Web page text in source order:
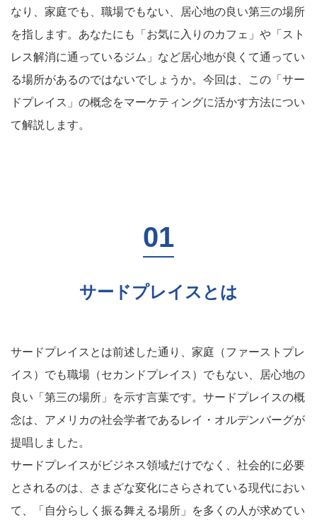
なり、家庭でも、職場でもない、居心地の良い第三の場所
を指します。あなたにも「お気に入りのカフェ」や「スト
レス解消に通っているジム」など居心地が良くて通ってい
る場所があるのではないでしょうか。今回は、この「サー
ドプレイス」の概念をマーケティングに活かす方法につい
て解説します。
サードプレイスとは
サードプレイスとは前述した通り、家庭（ファーストプレ
イス）でも職場（セカンドプレイス）でもない、居心地の
良い「第三の場所」を示す言葉です。サードプレイスの概
念は、アメリカの社会学者であるレイ・オルデンバーグが
提唱しました。
サードプレイスがビジネス領域だけでなく、社会的に必要
とされるのは、さまざな変化にさらされている現代におい
て、「自分らしく振る舞える場所」を多くの人が求めてい